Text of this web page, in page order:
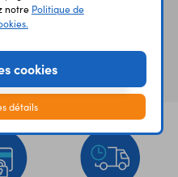
notre Politique de
cookies
détails